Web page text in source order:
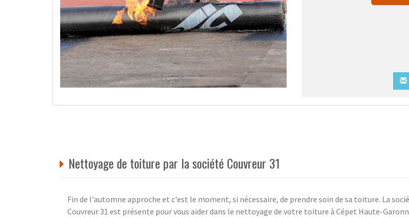
Nettoyage de toiture par la société Couvreur 31
Fin de l'automne approche et c'est le moment, si nécessaire, de prendre soin de sa toiture. La
Couvreur 31 est présente pour vous aider dans le nettoyage de votre toiture à Cépet Haute-